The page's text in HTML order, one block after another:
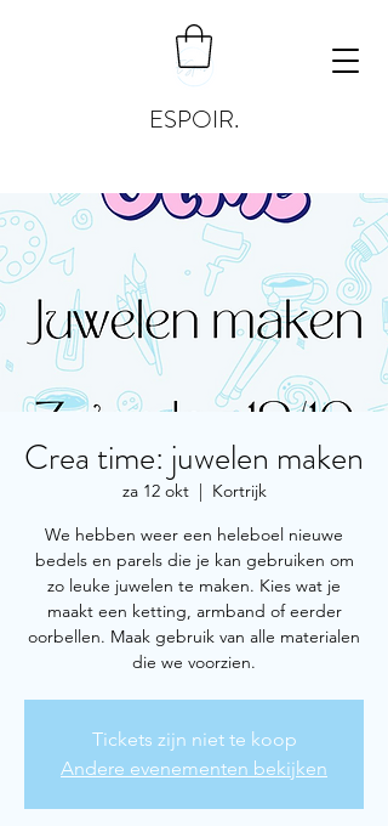
ESPOIR.
Crea time: juwelen maken
za 12 okt
  |
Kortrijk
We hebben weer een heleboel nieuwe
bedels en parels die je kan gebruiken om
zo leuke juwelen te maken. Kies wat je
maakt een ketting, armband of eerder
oorbellen. Maak gebruik van alle materialen
die we voorzien.
Tickets zijn niet te koop
Andere evenementen bekijken